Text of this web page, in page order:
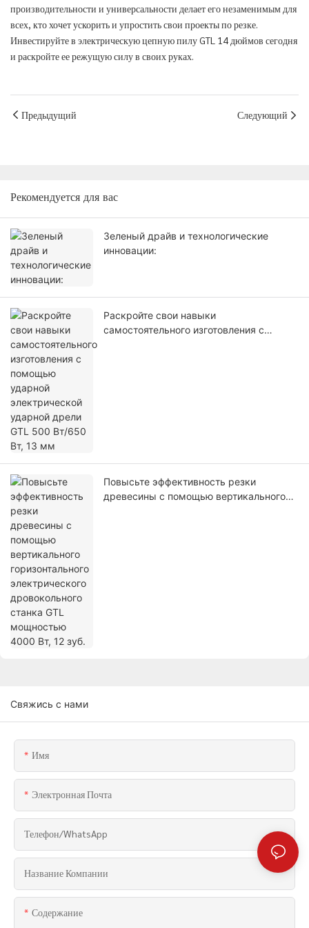
производительности и универсальности делает его незаменимым для
всех, кто хочет ускорить и упростить свои проекты по резке.
Инвестируйте в электрическую цепную пилу GTL 14 дюймов сегодня
и раскройте ее режущую силу в своих руках.
Предыдущий Следующий
Рекомендуется для вас
Зеленый драйв и технологические
инновации:
Раскройте свои навыки
самостоятельного изготовления с
Повысьте эффективность резки
древесины с помощью вертикального
Свяжись с нами
Имя
Электронная Почта
Телефон/WhatsApp
Название Компании
Содержание